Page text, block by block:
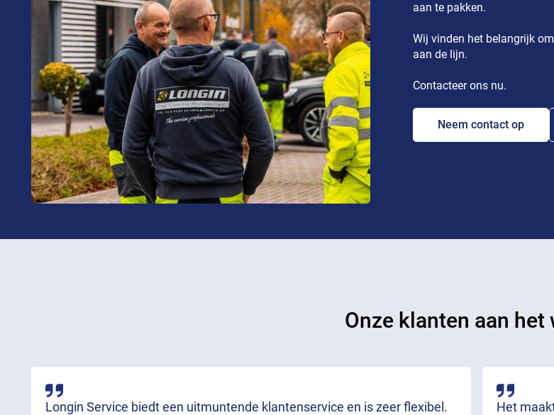
aan te pakken.
Wij vinden het belangrijk
aan de lijn.
Contacteer ons nu.
Neem contact op
Onze klanten aan het
Longin Service biedt een uitmuntende klantenservice en is zeer flexibel.
Het